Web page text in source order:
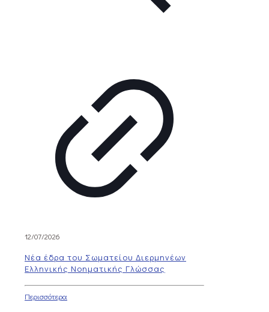
12/07/2026
Νέα έδρα του Σωματείου Διερμηνέων
Ελληνικής Νοηματικής Γλώσσας
Περισσότερα